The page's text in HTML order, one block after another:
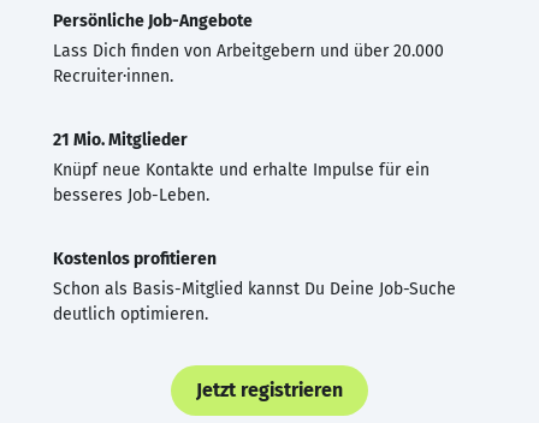
Persönliche Job-Angebote
Lass Dich finden von Arbeitgebern und über 20.000
Recruiter·innen.
21 Mio. Mitglieder
Knüpf neue Kontakte und erhalte Impulse für ein
besseres Job-Leben.
Kostenlos profitieren
Schon als Basis-Mitglied kannst Du Deine Job-Suche
deutlich optimieren.
Jetzt registrieren